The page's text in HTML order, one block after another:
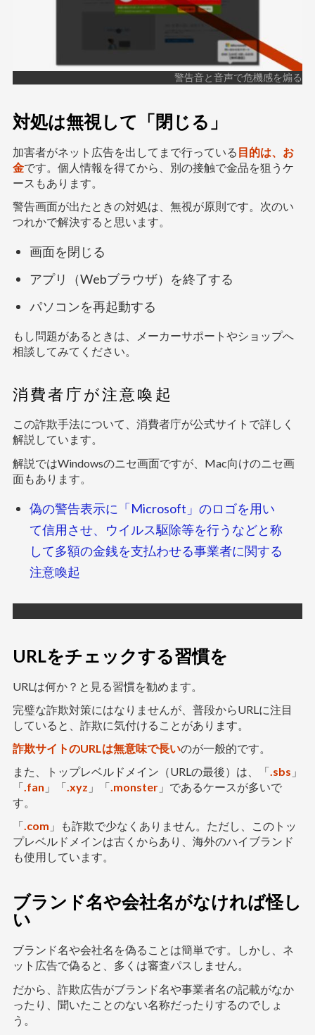
警告音と音声で危機感を煽る
対処は無視して「閉じる」
加害者がネット広告を出してまで行っている 目的は、お
金です。個人情報を得てから、別の接触で金品を狙うケ
ースもあります。
警告画面が出たときの対処は、無視が原則です。次のい
つれかで解決すると思います。
画面を閉じる
アプリ（Webブラウザ）を終了する
パソコンを再起動する
もし問題があるときは、メーカーサポートやショップへ
相談してみてください。
消費者庁が注意喚起
この詐欺手法について、消費者庁が公式サイトで詳しく
解説しています。
解説ではWindowsのニセ画面ですが、Mac向けのニセ画
面もあります。
偽の警告表示に「Microsoft」のロゴを用い
て信用させ、ウイルス駆除等を行うなどと称
して多額の金銭を支払わせる事業者に関する
注意喚起
URLをチェックする習慣を
URLは何か？と見る習慣を勧めます。
完璧な詐欺対策にはなりませんが、普段からURLに注目
していると、詐欺に気付けることがあります。
詐欺サイトのURLは無意味で長いのが一般的です。
また、トップレベルドメイン（URLの最後）は、「.sbs 」
「.fan 」「.xyz 」「.monster」であるケースが多いで
す。
「.com 」も詐欺で少なくありません。ただし、このトッ
プレベルドメインは古くからあり、海外のハイブランド
も使用しています。
ブランド名や会社名がなければ怪し
い
ブランド名や会社名を偽ることは簡単です。しかし、ネ
ット広告で偽ると、多くは審査パスしません。
だから、詐欺広告がブランド名や事業者名の記載がなか
ったり、聞いたことのない名称だったりするのでしょ
う。